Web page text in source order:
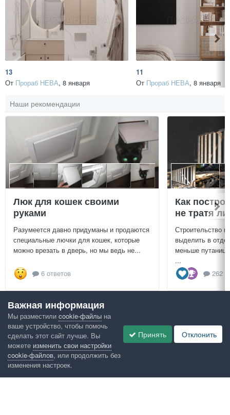
13
От Прораб НЕВА, 8 января
11
От Прораб НЕВА, 8 января
Наши рекомендации
Люк для кошек своими
руками
Разумеется давно придуманы и продаются
специальные лючки для кошек, которые
можно врезать в дверь, но мы ведь не...
6 ответов
Как
не тратя
Строительство
выделить в
меньше
...
262
Посмотреть всё
Google рекомендует
Важная информация
Мы разместили cookie-файлы на
ваше устройство, чтобы помочь
сделать этот сайт лучше. Вы
можете изменить свои настройки
cookie-файлов, или продолжить без
изменения настроек.
Принять Отклонить